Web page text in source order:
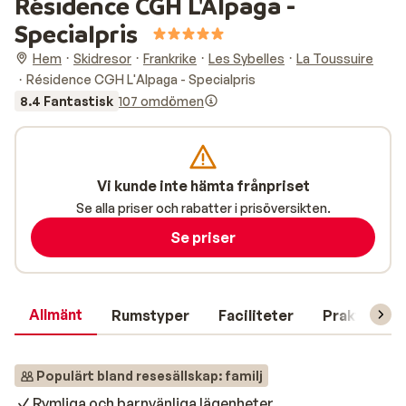
Specialpris
Hem Skidresor Frankrike Les Sybelles
La Toussuire
Résidence CGH L'Alpaga - Specialpris
8.4 Fantastisk 107 omdömen
Allmänt Rumstyper Faciliteter Praktisk
Populärt bland resesällskap: familj
Vi kunde inte hämta frånpriset
Se alla priser och rabatter i prisöversikten.
Se priser